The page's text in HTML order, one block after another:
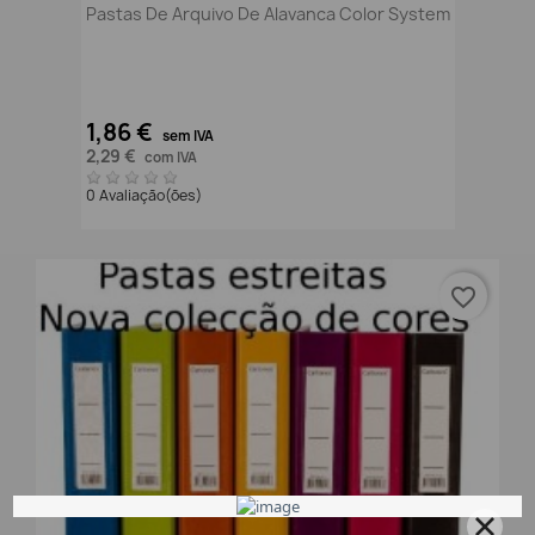
Pastas De Arquivo De Alavanca Color System
1,86 € sem IVA
2,29 € com IVA
0 Avaliação(ões)
favorite_border